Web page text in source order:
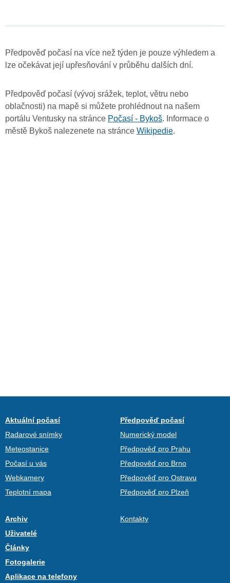
Předpověď počasí na více než týden je pouze výhledem a
lze očekávat její upřesňování v průběhu dalších dní.
Předpověď počasí (vývoj srážek, teplot, větru nebo
oblačnosti) na mapě si můžete prohlédnout na našem
portálu Ventusky na stránce Počasí - Bykoš. Informace o
městě Bykoš nalezenete na stránce Wikipedie.
Aktuální počasí
Radarové snímky
Meteostanice
Počasí u vás
Webkamery
Teplotní mapa
Předpověď počasí
Numerický model
Předpověď pro Prahu
Předpověď pro Brno
Předpověď pro Ostravu
Předpověď pro Plzeň
Archiv
Uživatelé
Články
Fotogalerie
Aplikace na telefony
Kontakty